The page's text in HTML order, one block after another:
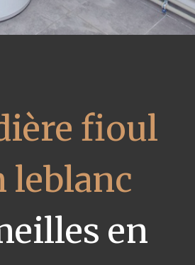
fioul
leblanc
en